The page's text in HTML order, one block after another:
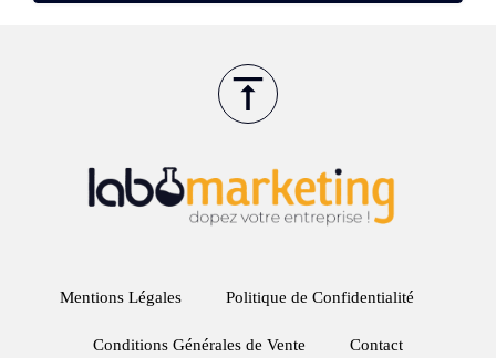
Mentions Légales Politique de Confidentialité
Conditions Générales de Vente Contact